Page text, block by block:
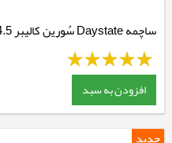
ساچمه Daystate سُورین کالیبر 4.5 - 10.3 گرین
افزودن به سبد